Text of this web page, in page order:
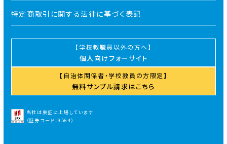
特定商取引に関する法律に基づく表記
学校教職員以外の方へ
個人向けフォーサイト
自治体関係者・学校教員の方限定
無料サンプル請求はこちら
当社は東証に上場しています
（証券コード：9564）